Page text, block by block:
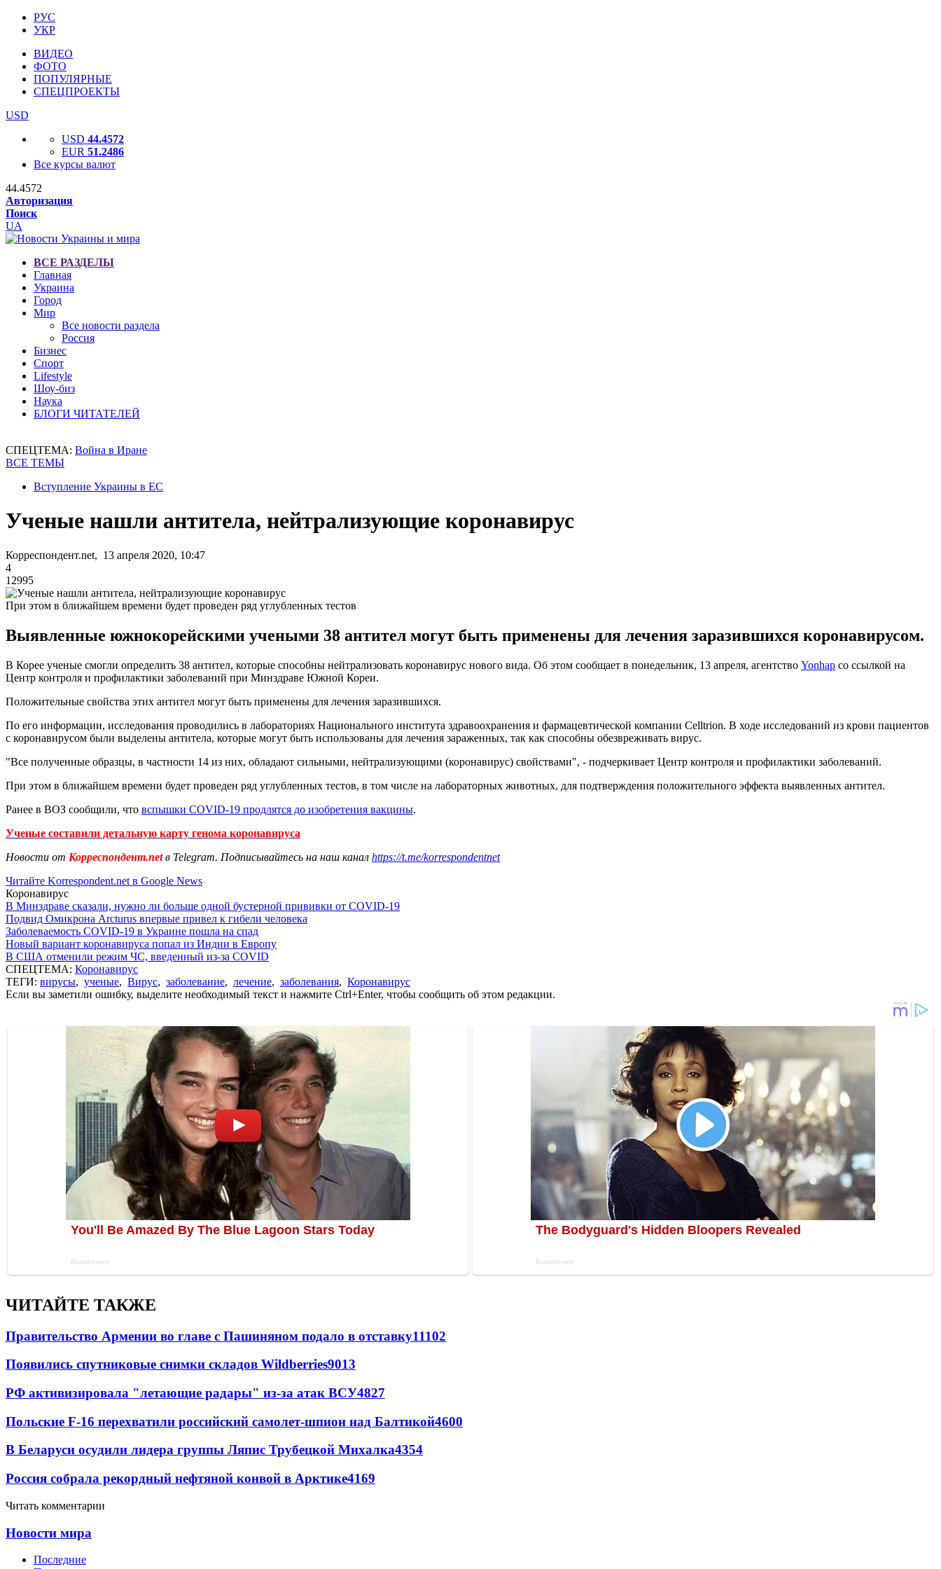
РУС
УКР
ВИДЕО
ФОТО
ПОПУЛЯРНЫЕ
СПЕЦПРОЕКТЫ
USD
USD 44.4572
EUR 51.2486
Все курсы валют
44.4572
Авторизация
Поиск
UA
ВСЕ РАЗДЕЛЫ
Главная
Украина
Город
Мир
Все новости раздела
Россия
Бизнес
Спорт
Lifestyle
Шоу-биз
Наука
БЛОГИ ЧИТАТЕЛЕЙ
СПЕЦТЕМА: Война в Иране
ВСЕ ТЕМЫ
Вступление Украины в ЕС
Ученые нашли антитела, нейтрализующие коронавирус
Корреспондент.net, 13 апреля 2020, 10:47
4
12995
При этом в ближайшем времени будет проведен ряд углубленных тестов
Выявленные южнокорейскими учеными 38 антител могут быть применены для лечения заразившихся коронавирусом.
В Корее ученые смогли определить 38 антител, которые способны нейтрализовать коронавирус нового вида. Об этом сообщает в понедельник, 13 апреля, агентство Yonhap со ссылкой на
Центр контроля и профилактики заболеваний при Минздраве Южной Кореи.
Положительные свойства этих антител могут быть применены для лечения заразившихся.
По его информации, исследования проводились в лабораториях Национального института здравоохранения и фармацевтической компании Celltrion. В ходе исследований из крови пациентов
с коронавирусом были выделены антитела, которые могут быть использованы для лечения зараженных, так как способны обезвреживать вирус.
"Все полученные образцы, в частности 14 из них, обладают сильными, нейтрализующими (коронавирус) свойствами", - подчеркивает Центр контроля и профилактики заболеваний.
При этом в ближайшем времени будет проведен ряд углубленных тестов, в том числе на лабораторных животных, для подтверждения положительного эффекта выявленных антител.
Ранее в ВОЗ сообщили, что вспышки COVID-19 продлятся до изобретения вакцины.
Ученые составили детальную карту генома коронавируса
Новости от Корреспондент.netв Telegram. Подписывайтесь на наш канал https://t.me/korrespondentnet
Читайте Korrespondent.net в Google News
Коронавирус
В Минздраве сказали, нужно ли больше одной бустерной прививки от COVID-19
Подвид Омикрона Arcturus впервые привел к гибели человека
Заболеваемость COVID-19 в Украине пошла на спад
Новый вариант коронавируса попал из Индии в Европу
В США отменили режим ЧС, введенный из-за COVID
СПЕЦТЕМА: Коронавирус
ТЕГИ: вирусы, ученые, Вирус, заболевание, лечение, заболевания, Коронавирус
Если вы заметили ошибку, выделите необходимый текст и нажмите Ctrl+Enter, чтобы сообщить об этом редакции.
ЧИТАЙТЕ ТАКЖЕ
Правительство Армении во главе с Пашиняном подало в отставку11102
Появились спутниковые снимки складов Wildberries9013
РФ активизировала "летающие радары" из-за атак ВСУ4827
Польские F-16 перехватили российский самолет-шпион над Балтикой4600
В Беларуси осудили лидера группы Ляпис Трубецкой Михалка4354
Россия собрала рекордный нефтяной конвой в Арктике4169
Читать комментарии
Новости мира
Последние